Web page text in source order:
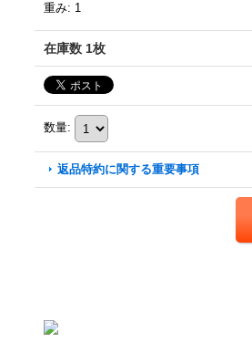
重み: 1
在庫数 1枚
数量:
返品特約に関する重要事項